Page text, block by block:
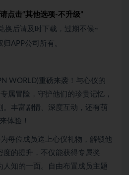
请点击“其他选项-不升级”
换后请及时下载，过期不候~
APP公司所有。
WORLD)重磅来袭！与心仪的
属冒险，守护他们的珍贵记忆，
。丰富剧情、深度互动，还有萌
体验！
每位成员送上心仪礼物，解锁他
度的提升，不仅能获得专属奖
人知的一面。自由布置成员主题